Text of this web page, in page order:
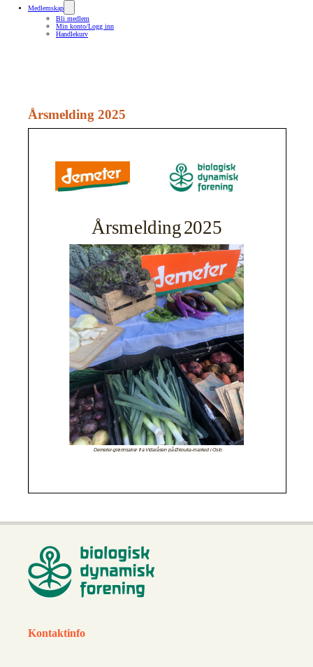
Medlemskap
Bli medlem
Min konto/Logg inn
Handlekurv
Årsmelding 2025
Kontaktinfo